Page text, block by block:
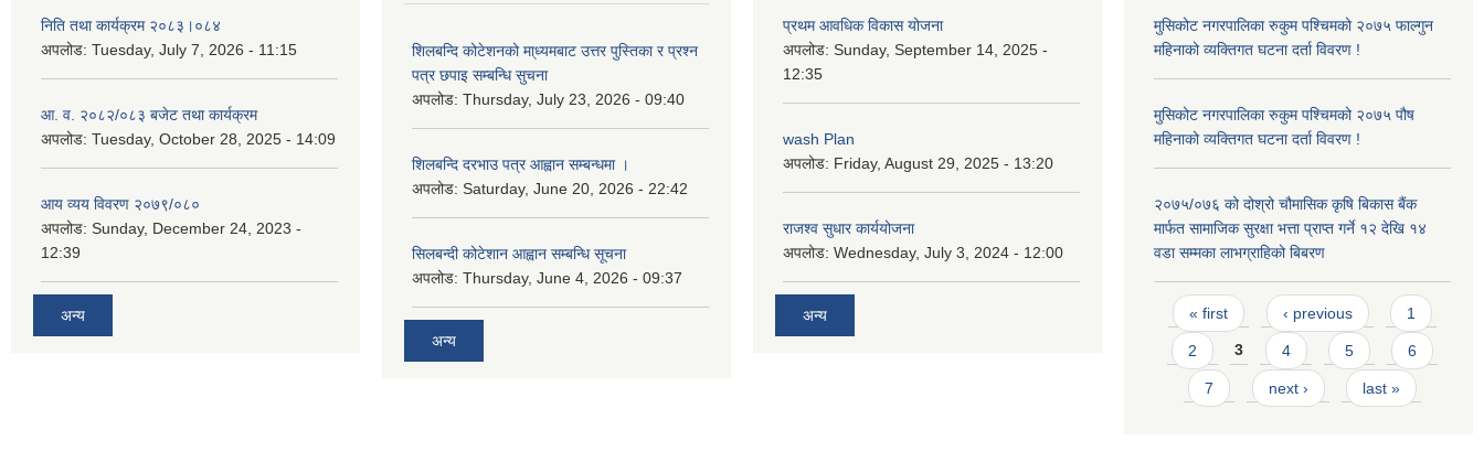
निति तथा कार्यक्रम २०८३।०८४
अपलोड: Tuesday, July 7, 2026 - 11:15
आ. व. २०८२/०८३ बजेट तथा कार्यक्रम
अपलोड: Tuesday, October 28, 2025 - 14:09
आय व्यय विवरण २०७९/०८०
अपलोड: Sunday, December 24, 2023 -
12:39
अन्य
शिलबन्दि कोटेशनको मा्ध्यमबाट उत्तर पुस्तिका र प्रश्न
पत्र छपाइ सम्बन्धि सुचना
अपलोड: Thursday, July 23, 2026 - 09:40
शिलबन्दि दरभाउ पत्र आह्वान सम्बन्धमा ।
अपलोड: Saturday, June 20, 2026 - 22:42
सिलबन्दी कोटेशान आह्वान सम्बन्धि सूचना
अपलोड: Thursday, June 4, 2026 - 09:37
अन्य
प्रथम आवधिक विकास योजना
अपलोड: Sunday, September 14, 2025 -
12:35
wash Plan
अपलोड: Friday, August 29, 2025 - 13:20
राजश्व सुधार कार्ययोजना
अपलोड: Wednesday, July 3, 2024 - 12:00
अन्य
मुसिकोट नगरपालिका रुकुम पश्चिमको २०७५ फाल्गुन
महिनाको व्यक्तिगत घटना दर्ता विवरण !
मुसिकोट नगरपालिका रुकुम पश्चिमको २०७५ पौष
महिनाको व्यक्तिगत घटना दर्ता विवरण !
२०७५/०७६ को दोश्रो चौमासिक कृषि बिकास बैंक
मार्फत सामाजिक सुरक्षा भत्ता प्राप्त गर्ने १२ देखि १४
वडा सम्मका लाभग्राहिको बिबरण
Pages
« first ‹ previous 1
2 3 4 5 6
7 next › last »